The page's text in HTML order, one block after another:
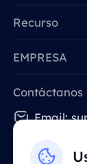
Recurso
EMPRESA
Contáctanos
Email: